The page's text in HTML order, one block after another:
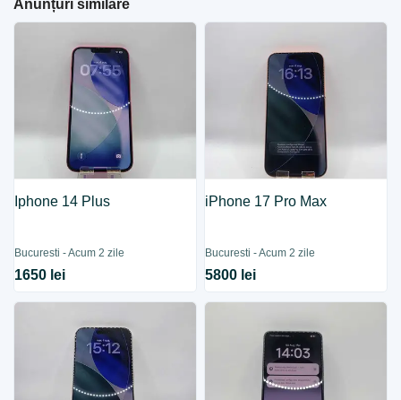
Anunțuri similare
Iphone 14 Plus
Bucuresti - Acum 2 zile
1650 lei
iPhone 17 Pro Max
Bucuresti - Acum 2 zile
5800 lei